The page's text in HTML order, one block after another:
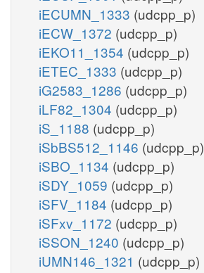
iECUMN_1333 (udcpp_p)
iECW_1372 (udcpp_p)
iEKO11_1354 (udcpp_p)
iETEC_1333 (udcpp_p)
iG2583_1286 (udcpp_p)
iLF82_1304 (udcpp_p)
iS_1188 (udcpp_p)
iSbBS512_1146 (udcpp_p)
iSBO_1134 (udcpp_p)
iSDY_1059 (udcpp_p)
iSFV_1184 (udcpp_p)
iSFxv_1172 (udcpp_p)
iSSON_1240 (udcpp_p)
iUMN146_1321 (udcpp_p)